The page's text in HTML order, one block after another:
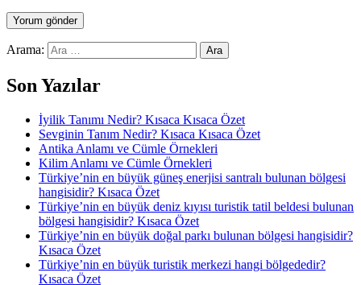
Arama:
Son Yazılar
İyilik Tanımı Nedir? Kısaca Kısaca Özet
Sevginin Tanım Nedir? Kısaca Kısaca Özet
Antika Anlamı ve Cümle Örnekleri
Kilim Anlamı ve Cümle Örnekleri
Türkiye’nin en büyük güneş enerjisi santralı bulunan bölgesi
hangisidir? Kısaca Özet
Türkiye’nin en büyük deniz kıyısı turistik tatil beldesi bulunan
bölgesi hangisidir? Kısaca Özet
Türkiye’nin en büyük doğal parkı bulunan bölgesi hangisidir?
Kısaca Özet
Türkiye’nin en büyük turistik merkezi hangi bölgededir?
Kısaca Özet